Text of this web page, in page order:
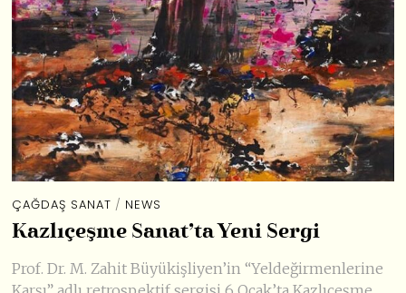
ÇAĞDAŞ SANAT / NEWS
Kazlıçeşme Sanat’ta Yeni Sergi
Prof. Dr. M. Zahit Büyükişliyen’in “Yeldeğirmenlerine